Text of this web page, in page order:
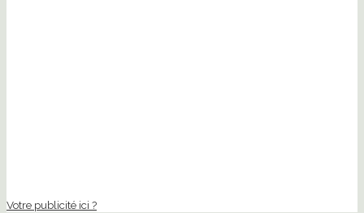
Votre publicité ici ?